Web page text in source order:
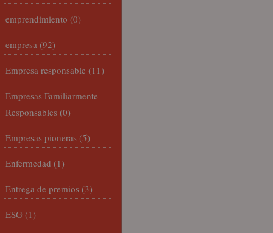
emprendimiento (0)
empresa (92)
Empresa responsable (11)
Empresas Familiarmente
Responsables (0)
Empresas pioneras (5)
Enfermedad (1)
Entrega de premios (3)
ESG (1)